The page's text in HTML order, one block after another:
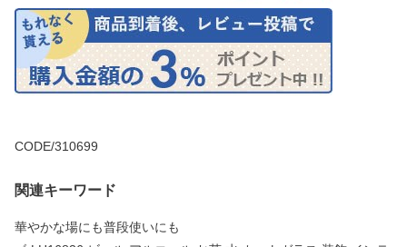
CODE/310699
関連キーワード
華やかな場にも普段使いにも